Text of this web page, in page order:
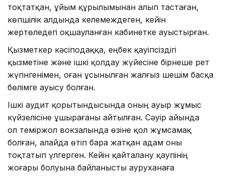
тоқтатқан, ұйым құрылымынан алып тастаған,
көпшілік алдында келемеждеген, кейін
жертөледегі оқшауланған кабинетке ауыстырған.
Қызметкер кәсіподаққа, еңбек қауіпсіздігі
қызметіне және ішкі қолдау жүйесіне бірнеше рет
жүгінгенімен, оған ұсынылған жалғыз шешім басқа
бөлімге ауысу болған.
Ішкі аудит қорытындысында оның ауыр жұмыс
күйзелісіне ұшырағаны айтылған. Сәуір айында
ол теміржол вокзалында өзіне қол жұмсамақ
болған, алайда өтіп бара жатқан адам оны
тоқтатып үлгерген. Кейін қайталану қаупінің
жоғары болуына байланысты ауруханаға